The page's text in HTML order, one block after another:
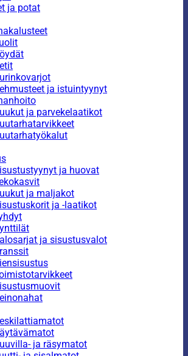
ja potat
ja istuintyynyt
ja parvekelaatikot
ja huovat
ja maljakot
ja -laatikot
ja sisustusvalot
ja räsymatot